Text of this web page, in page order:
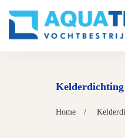
Home